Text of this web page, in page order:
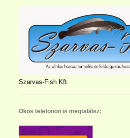
Szarvas-Fish Kft.
Okos telefonon is megtalálsz: